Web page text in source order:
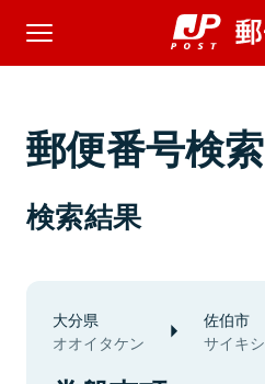
郵便番号検索
検索結果
大分県
オオイタケン
佐伯市
サイキシ